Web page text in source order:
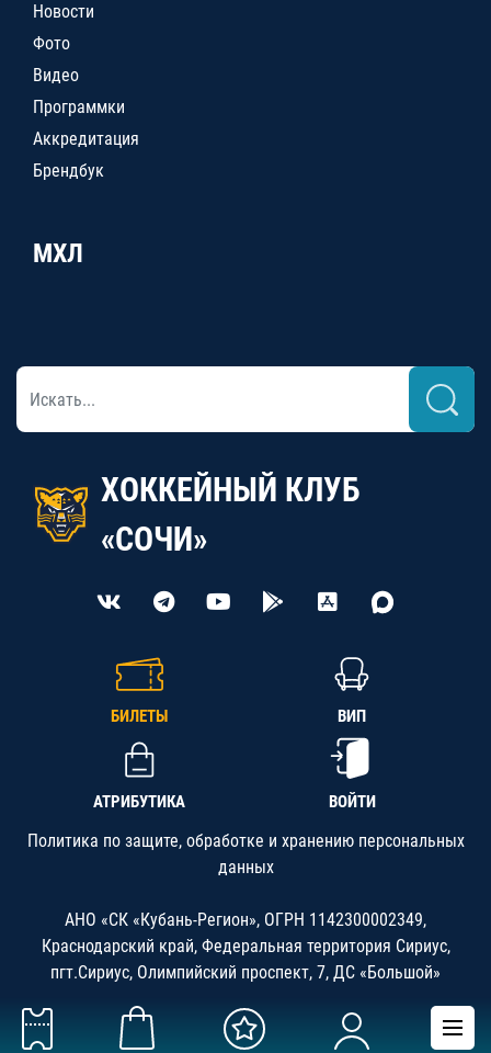
Новости
Фото
Видео
Программки
Аккредитация
Брендбук
МХЛ
ХОККЕЙНЫЙ КЛУБ
«СОЧИ»
БИЛЕТЫ ВИП
АТРИБУТИКА ВОЙТИ
Политика по защите, обработке и хранению персональных
данных
АНО «СК «Кубань-Регион», ОГРН 1142300002349,
Краснодарский край, Федеральная территория Сириус,
пгт.Сириус, Олимпийский проспект, 7, ДС «Большой»